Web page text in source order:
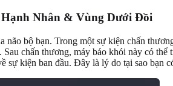
Nhân & Vùng Dưới Đồi
não bộ bạn. Trong một sự kiện chấn
chấn thương, máy báo khói này có
sự kiện ban đầu. Đây là lý do tại sao bạn